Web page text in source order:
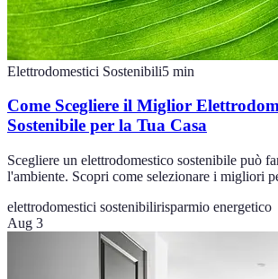
Elettrodomestici Sostenibili5 min
Come Scegliere il Miglior
Sostenibile per la Tua Casa
Scegliere un elettrodomestico sostenibile può
l'ambiente. Scopri come selezionare i migliori
elettrodomestici sostenibilirisparmio energetico
Aug 3